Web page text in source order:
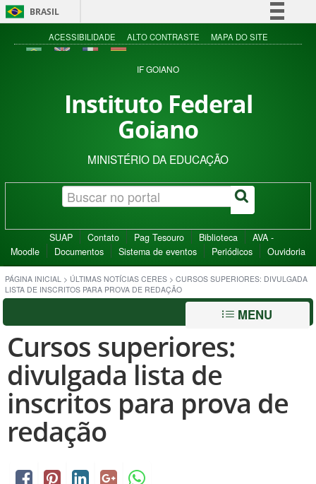
BRASIL
Simplifique!
Acesso à informação
ACESSIBILIDADE ALTO CONTRASTE MAPA DO SITE
IF GOIANO
Instituto Federal
Goiano
MINISTÉRIO DA EDUCAÇÃO
SUAP Contato Pag Tesouro Biblioteca
AVA -
Moodle
Documentos Sistema de eventos Periódicos Ouvidoria
PÁGINA INICIAL > ÚLTIMAS NOTÍCIAS CERES > CURSOS SUPERIORES: DIVULGADA
LISTA DE INSCRITOS PARA PROVA DE REDAÇÃO
MENU
Cursos superiores:
divulgada lista de
inscritos para prova de
redação